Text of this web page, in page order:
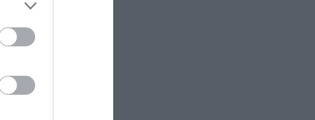
de
a